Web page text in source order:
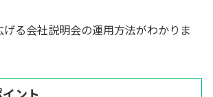
る会社説明会の運用方法がわかりま